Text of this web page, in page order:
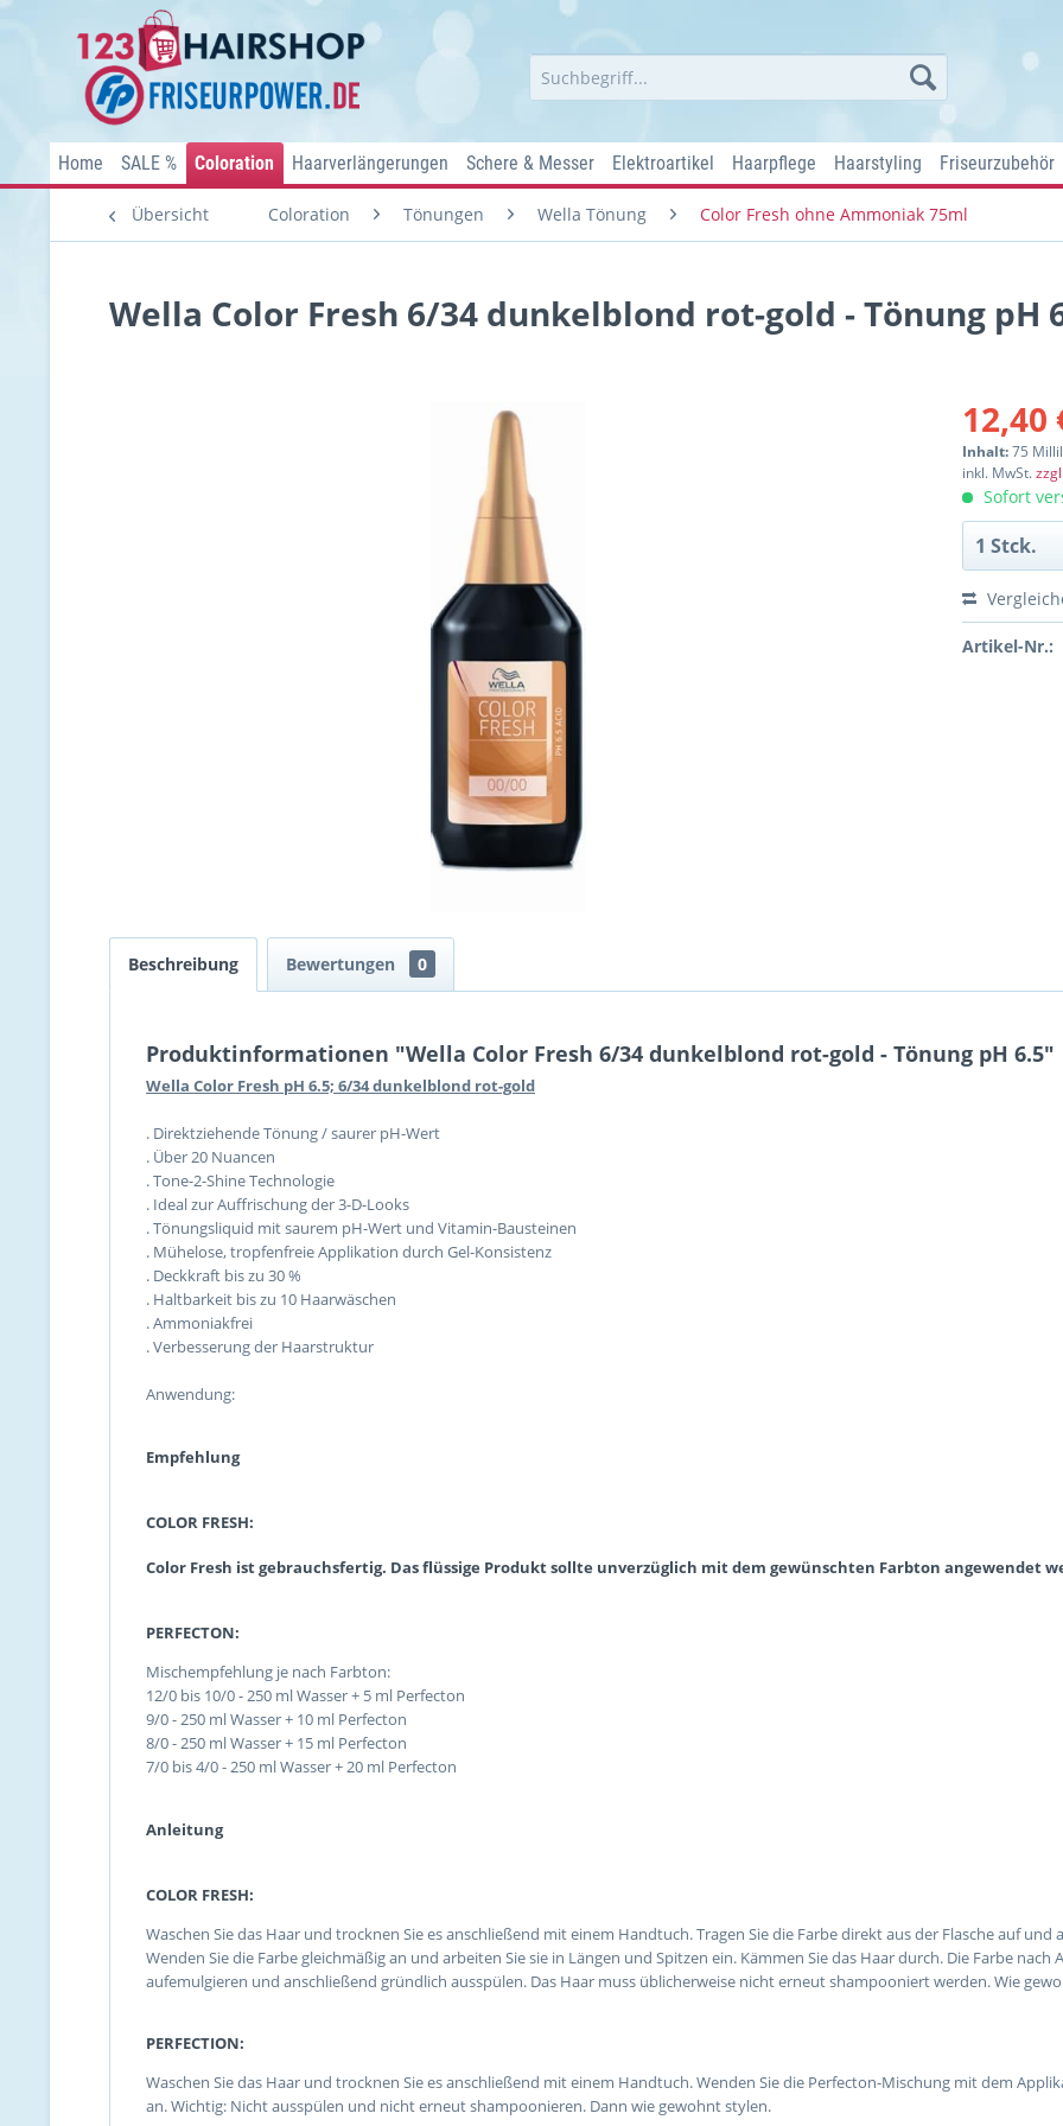
Home SALE % Coloration Haarverlängerungen Schere & Messer Elektroartikel Haarpflege Haarstyling Friseurzubehör
Übersicht Coloration Tönungen Wella Tönung Color Fresh ohne Ammoniak 75ml
Wella Color Fresh 6/34 dunkelblond rot-gold - Tönung pH
12,40
Inhalt:75
inkl. MwSt.
Sofort
Artikel-Nr.:
Beschreibung Bewertungen 0
Produktinformationen "Wella Color Fresh 6/34 dunkelblond rot-gold - Tönung pH 6.5"
Wella Color Fresh pH 6.5; 6/34 dunkelblond rot-gold
. Direktziehende Tönung / saurer pH-Wert
. Über 20 Nuancen
. Tone-2-Shine Technologie
. Ideal zur Auffrischung der 3-D-Looks
. Tönungsliquid mit saurem pH-Wert und Vitamin-Bausteinen
. Mühelose, tropfenfreie Applikation durch Gel-Konsistenz
. Deckkraft bis zu 30 %
. Haltbarkeit bis zu 10 Haarwäschen
. Ammoniakfrei
. Verbesserung der Haarstruktur
Anwendung:
Empfehlung
COLOR FRESH:
Color Fresh ist gebrauchsfertig. Das flüssige Produkt sollte unverzüglich mit dem gewünschten Farbton angewendet
PERFECTON:
Mischempfehlung je nach Farbton:
12/0 bis 10/0 - 250 ml Wasser + 5 ml Perfecton
9/0 - 250 ml Wasser + 10 ml Perfecton
8/0 - 250 ml Wasser + 15 ml Perfecton
7/0 bis 4/0 - 250 ml Wasser + 20 ml Perfecton
Anleitung
COLOR FRESH:
Waschen Sie das Haar und trocknen Sie es anschließend mit einem Handtuch. Tragen Sie die Farbe direkt aus der Flasche auf
Wenden Sie die Farbe gleichmäßig an und arbeiten Sie sie in Längen und Spitzen ein. Kämmen Sie das Haar durch. Die Farbe
aufemulgieren und anschließend gründlich ausspülen. Das Haar muss üblicherweise nicht erneut shampooniert werden. Wie
PERFECTION:
Waschen Sie das Haar und trocknen Sie es anschließend mit einem Handtuch. Wenden Sie die Perfecton-Mischung mit dem
an. Wichtig: Nicht ausspülen und nicht erneut shampoonieren. Dann wie gewohnt stylen.